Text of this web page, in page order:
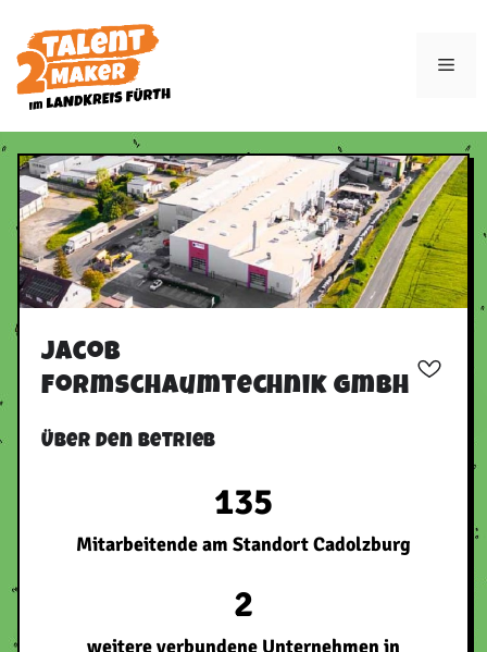
Inhalt
springen
Jacob
Formschaumtechnik GmbH
Über den Betrieb
135
Mitarbeitende am Standort Cadolzburg
2
weitere verbundene Unternehmen in